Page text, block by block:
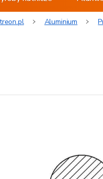
Aluminium